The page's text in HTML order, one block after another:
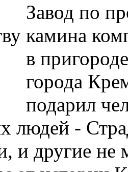
Завод по
камина
в
города
подарил
людей -
и другие не